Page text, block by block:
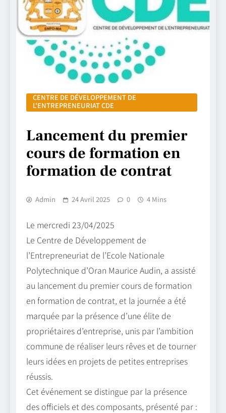
CENTRE DE DÉVELOPPEMENT DE
L'ENTREPRENEURIAT CDE
Lancement du premier
cours de formation en
formation de contrat
Admin 24 Avril 2025 0 4 Mins
Le mercredi 23/04/2025
Le Centre de Développement de
l’Entrepreneuriat de l’Ecole Nationale
Polytechnique d’Oran Maurice Audin, a assisté
au lancement du premier cours de formation
en formation de contrat, et la journée a été
marquée par la présence d’une élite de
propriétaires d’entreprise, unis par l’ambition
commune de réaliser leurs rêves et de tourner
leurs idées en projets de petites entreprises
réussis.
Cet événement se distingue par la présence
des officiels et des composants, présenté par :